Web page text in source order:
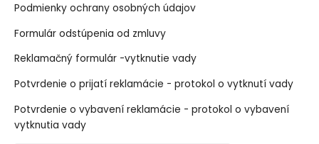
Podmienky ochrany osobných údajov
Formulár odstúpenia od zmluvy
Reklamačný formulár -vytknutie vady
Potvrdenie o prijatí reklamácie - protokol o vytknutí vady
Potvrdenie o vybavení reklamácie - protokol o vybavení
vytknutia vady